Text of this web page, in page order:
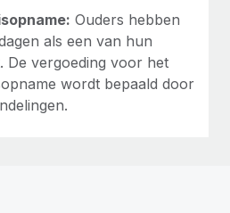
Ouders hebben
als een van hun
De vergoeding voor het
wordt bepaald door